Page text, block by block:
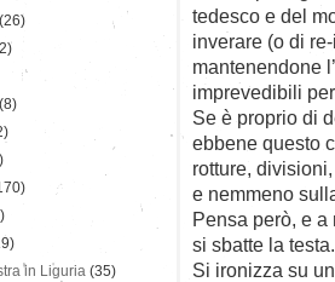
tedesco e del
inverare (o di
mantenendone
imprevedibili
Se è proprio di
ebbene questo
rotture,
e nemmeno
Pensa però, e
si sbatte la testa.
Si ironizza su
(26)
(8)
in Liguria (35)